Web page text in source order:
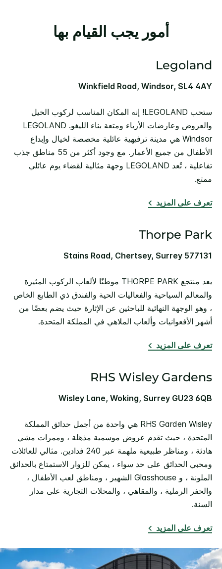
أمور يجب القيام بها
Legoland
Winkfield Road, Windsor, SL4 4AY
ستحب LEGOLAND! إنه المكان المناسب لركوب الخيل
والعروض وعارضات الأزياء ومتعة بناء الليغو. LEGOLAND
Windsor هي مدينة ترفيهية عائلية مخصصة لخيال وإبداع
الأطفال من جميع الأعمار. مع وجود أكثر من 55 مناطق جذب
تفاعلية ، تُعد LEGOLAND وجهة مثالية لقضاء يوم عائلي
ممتع.
تعرف على المزيد
Thorpe Park
Stains Road, Chertsey, Surrey 577131
يعد منتجع THORPE PARK موطنًا لألعاب الركوب المثيرة
والمعالم السياحية والفعاليات الحية والفندق ذي الطابع الخاص
، وهو الوجهة النهائية للباحثين عن الإثارة حيث يضم بعضًا من
أشهر الأفعوانيات وألعاب الملاهي في المملكة المتحدة.
تعرف على المزيد
RHS Wisley Gardens
Wisley Lane, Woking, Surrey GU23 6QB
RHS Garden Wisley هي واحدة من أجمل حدائق المملكة
المتحدة ، حيث تقدم عروض موسمية مذهلة ، وممرات مشي
هادئة ، ومناظر طبيعية ملهمة عبر 240 فدادين. مثالي للعائلات
ومحبي الحدائق على حد سواء ، يمكن للزوار الاستمتاع بالحدائق
الملونة ، و Glasshouse الشهير ، ومناطق لعب الأطفال ،
والحفر الرملية ، والمقاهي ، والمحلات التجارية على مدار
السنة.
تعرف على المزيد